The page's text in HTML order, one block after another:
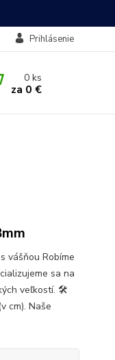
Prihlásenie
0ks
za 0 €
vášňou Robíme
sa na
veľkostí. 🛠
cm). Naše